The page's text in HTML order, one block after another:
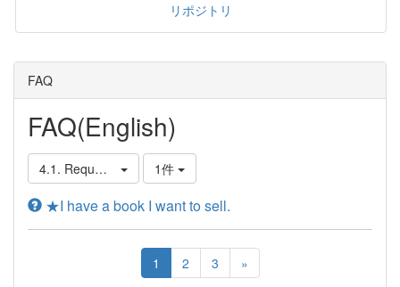
リポジトリ
FAQ
FAQ(English)
4.1. Requests to the Library
1件
★I have a book I want to sell.
1 2 3 »